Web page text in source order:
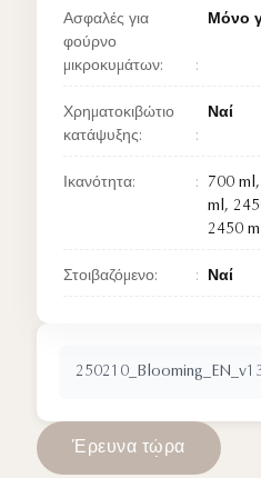
Ασφαλές για
φούρνο
μικροκυμάτων:
Μόνο
Χρηματοκιβώτιο
κατάψυξης:
Ναί
Ικανότητα:
700
ml,
2450
Στοιβαζόμενο: Ναί
Έρευνα τώρα